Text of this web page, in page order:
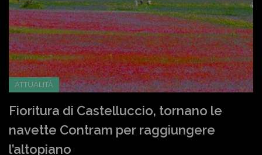
ATTUALITÀ
Fioritura di Castelluccio, tornano le
navette Contram per raggiungere
l’altopiano